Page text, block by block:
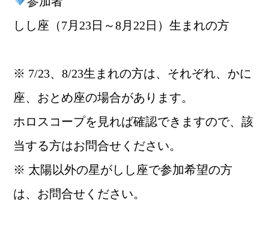
しし座（7月23日～8月22日）生まれの方
※ 7/23、8/23生まれの方は、それぞれ、かに
座、おとめ座の場合があります。
ホロスコープを見れば確認できますので、該
当する方はお問合せください。
※ 太陽以外の星がしし座で参加希望の方
は、お問合せください。